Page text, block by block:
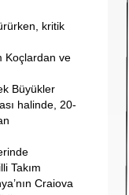
kritik
Koçlardan ve
Büyükler
halinde, 20-
Takım
Craiova